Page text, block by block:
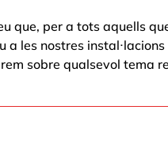
que, per a tots aquells
a les nostres
sobre qualsevol tema